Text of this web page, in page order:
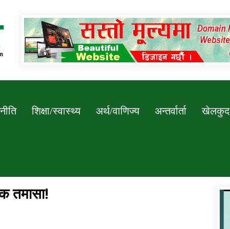
Newssarokar
शिक्षा/स्वास्थ्य अर्थ/वाणिज्य अन्तर्वार्ता खेलकुद
तमासा!